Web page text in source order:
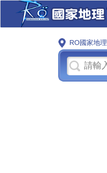
RO國家地理